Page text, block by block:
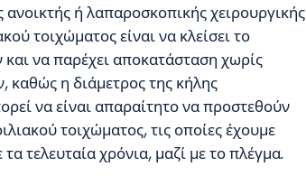
ή λαπαροσκοπικής χειρουργικής
τοιχώματος είναι να κλείσει το
και να παρέχει αποκατάσταση χωρίς
καθώς η διάμετρος της κήλης
να είναι απαραίτητο να προστεθούν
τοιχώματος, τις οποίες έχουμε
τελευταία χρόνια, μαζί με το πλέγμα.